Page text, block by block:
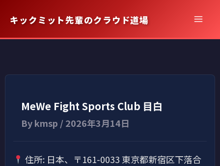
を
キ
キックミット先輩のクラウド道場
MeWe Fight Sports Club 目白
Bykmsp /2026年3月14日
住所: 日本、〒161-0033 東京都新宿区下落合